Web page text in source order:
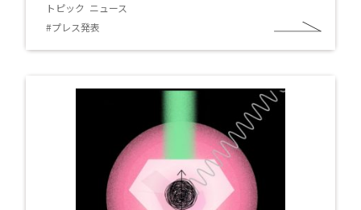
トピック ニュース
プレス発表